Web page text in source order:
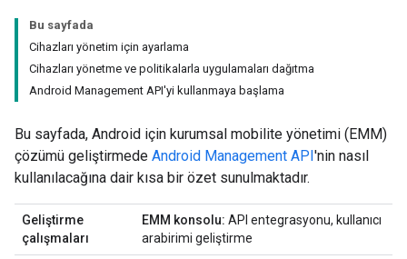
Bu sayfada
Cihazları yönetim için ayarlama
Cihazları yönetme ve politikalarla uygulamaları dağıtma
Android Management API'yi kullanmaya başlama
Bu sayfada, Android için kurumsal mobilite yönetimi (EMM)
çözümü geliştirmede Android Management API'nin nasıl
kullanılacağına dair kısa bir özet sunulmaktadır.
Geliştirme
çalışmaları
EMM konsolu: API entegrasyonu, kullanıcı
arabirimi geliştirme